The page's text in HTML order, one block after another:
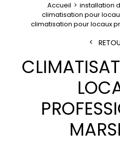
Accueil
installation
climatisation pour
climatisation pour locaux